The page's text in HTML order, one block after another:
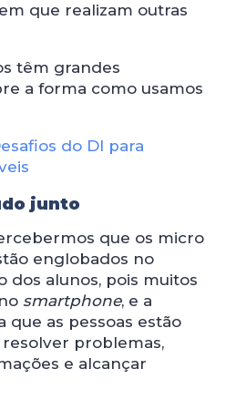
que realizam outras
têm grandes
a forma como usamos
do DI para
junto
que os micro
englobados no
dos alunos, pois muitos
smartphone, e a
que as pessoas estão
problemas,
e alcançar